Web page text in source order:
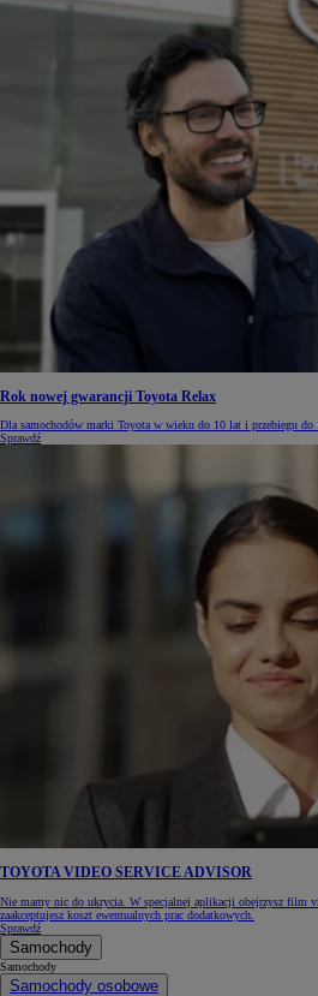
Rok nowej gwarancji Toyota Relax
Dla samochodów marki Toyota w wieku do 10 lat i przebiegu do
Sprawdź
TOYOTA VIDEO SERVICE ADVISOR
Nie mamy nic do ukrycia. W specjalnej aplikacji obejrzysz film
zaakceptujesz koszt ewentualnych prac dodatkowych.
Sprawdź
Samochody
Samochody
Samochody osobowe